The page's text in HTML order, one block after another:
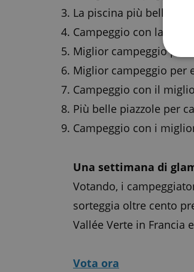
La piscina più bella
Campeggio con la
Miglior campeggio per
Miglior campeggio per
Campeggio con il
Più belle piazzole per
Campeggio con i
Una settimana di
Votando, i
sorteggia oltre cento
Vallée Verte in Francia
Vota ora